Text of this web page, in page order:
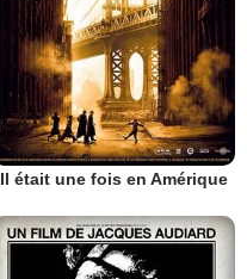
Il était une fois en Amérique